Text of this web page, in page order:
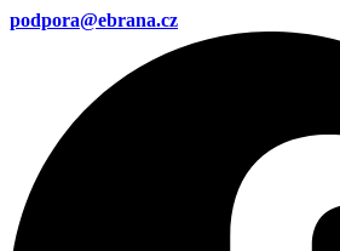
podpora@ebrana.cz